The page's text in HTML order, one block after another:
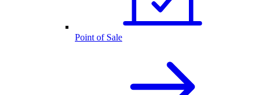
Point of Sale